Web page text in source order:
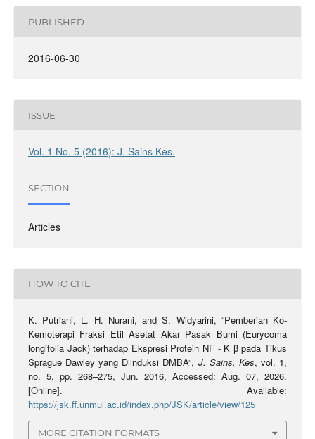
PUBLISHED
2016-06-30
ISSUE
Vol. 1 No. 5 (2016): J. Sains Kes.
SECTION
Articles
HOW TO CITE
K. Putriani, L. H. Nurani, and S. Widyarini, “Pemberian Ko-
Kemoterapi Fraksi Etil Asetat Akar Pasak Bumi (Eurycoma
longifolia Jack) terhadap Ekspresi Protein NF - K β pada Tikus
Sprague Dawley yang Diinduksi DMBA”, J. Sains. Kes, vol. 1,
no. 5, pp. 268–275, Jun. 2016, Accessed: Aug. 07, 2026.
[Online]. Available:
https://jsk.ff.unmul.ac.id/index.php/JSK/article/view/125
MORE CITATION FORMATS